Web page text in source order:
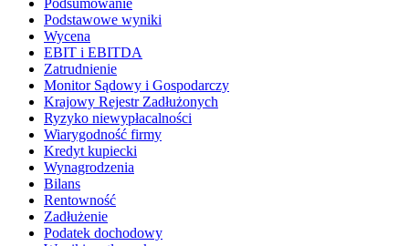
Podsumowanie
Podstawowe wyniki
Wycena
EBIT i EBITDA
Zatrudnienie
Monitor Sądowy i Gospodarczy
Krajowy Rejestr Zadłużonych
Ryzyko niewypłacalności
Wiarygodność firmy
Kredyt kupiecki
Wynagrodzenia
Bilans
Rentowność
Zadłużenie
Podatek dochodowy